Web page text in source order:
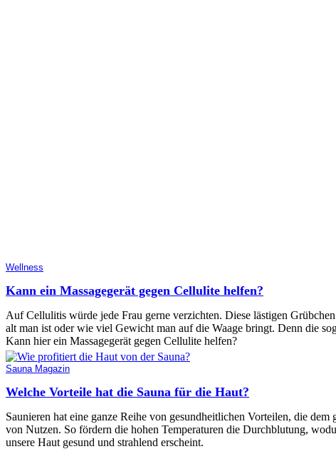
Wellness
Kann ein Massagegerät gegen Cellulite helfen?
Auf Cellulitis würde jede Frau gerne verzichten. Diese lästigen
alt man ist oder wie viel Gewicht man auf die Waage bringt. Denn die
Kann hier ein Massagegerät gegen Cellulite helfen?
Sauna Magazin
Welche Vorteile hat die Sauna für die Haut?
Saunieren hat eine ganze Reihe von gesundheitlichen Vorteilen, die
von Nutzen. So fördern die hohen Temperaturen die Durchblutung,
unsere Haut gesund und strahlend erscheint.